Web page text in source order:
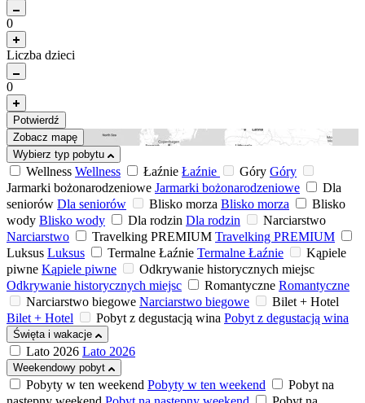
0
Liczba dzieci
0
Potwierdź
Zobacz mapę
Wybierz typ pobytu
Wellness Wellness Łaźnie Łaźnie Góry Góry
Jarmarki bożonarodzeniowe Jarmarki bożonarodzeniowe
Dla
seniorów Dla seniorów Blisko morza Blisko morza
Blisko
wody Blisko wody Dla rodzin Dla rodzin
Narciarstwo
Narciarstwo
Travelking PREMIUM Travelking PREMIUM
Luksus Luksus Termalne Łaźnie Termalne Łaźnie
Kąpiele
piwne Kąpiele piwne
Odkrywanie historycznych miejsc
Odkrywanie historycznych miejsc
Romantyczne Romantyczne
Narciarstwo biegowe Narciarstwo biegowe
Bilet + Hotel
Bilet + Hotel
Pobyt z degustacją wina Pobyt z degustacją wina
Święta i wakacje
Lato 2026 Lato 2026
Weekendowy pobyt
Pobyty w ten weekend Pobyty w ten weekend
Pobyt na